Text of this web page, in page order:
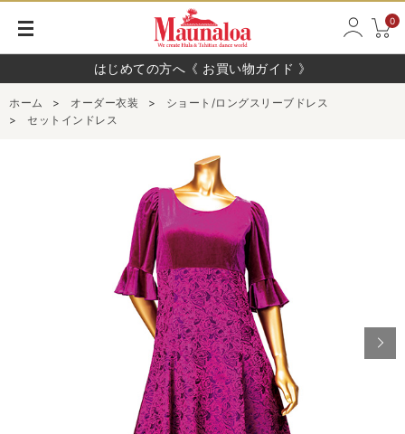
0
はじめての方へ《 お買い物ガイド 》
ホーム > オーダー衣装 >
ショート/ロングスリーブドレス
>
セットインドレス